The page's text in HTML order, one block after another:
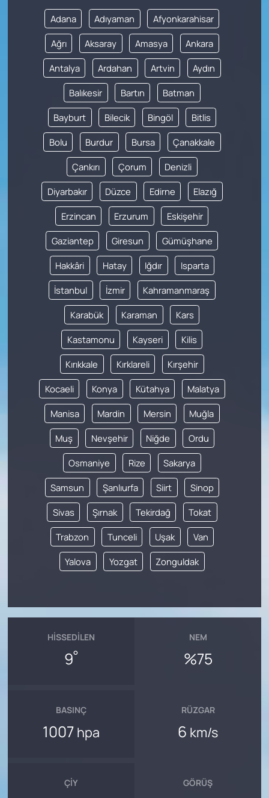
Adana Adıyaman Afyonkarahisar
Ağrı Aksaray Amasya Ankara
Antalya Ardahan Artvin Aydın
Balıkesir Bartın Batman
Bayburt Bilecik Bingöl Bitlis
Bolu Burdur Bursa Çanakkale
Çankırı Çorum Denizli
Diyarbakır Düzce Edirne Elazığ
Erzincan Erzurum Eskişehir
Gaziantep Giresun Gümüşhane
Hakkâri Hatay Iğdır Isparta
İstanbul İzmir Kahramanmaraş
Karabük Karaman Kars
Kastamonu Kayseri Kilis
Kırıkkale Kırklareli Kırşehir
Kocaeli Konya Kütahya Malatya
Manisa Mardin Mersin Muğla
Muş Nevşehir Niğde Ordu
Osmaniye Rize Sakarya
Samsun Şanlıurfa Siirt Sinop
Sivas Şırnak Tekirdağ Tokat
Trabzon Tunceli Uşak Van
Yalova Yozgat Zonguldak
HISSEDILEN
9°
NEM
%75
BASINÇ
1007 hpa
RÜZGAR
6 km/s
ÇIY GÖRÜŞ